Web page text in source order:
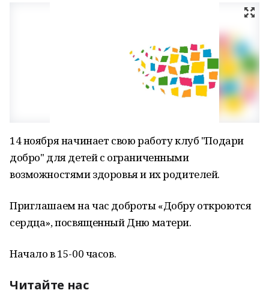
14 ноября начинает свою работу клуб "Подари
добро" для детей с ограниченными
возможностями здоровья и их родителей.
Приглашаем на час доброты «Добру откроются
сердца», посвященный Дню матери.
Начало в 15-00 часов.
Читайте нас